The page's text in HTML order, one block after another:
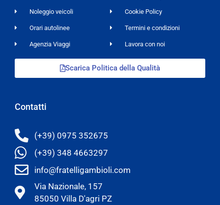
Noleggio veicoli
Orari autolinee
Agenzia Viaggi
Cookie Policy
Termini e condizioni
Lavora con noi
Scarica Politica della Qualità
Contatti
(+39) 0975 352675
(+39) 348 4663297
info@fratelligambioli.com
Via Nazionale, 157
85050 Villa D'agri PZ